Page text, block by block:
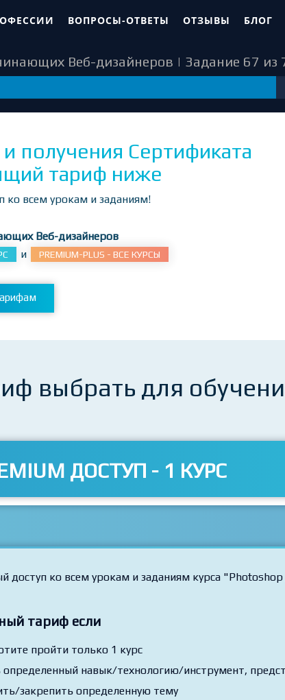
ВОПРОСЫ-ОТВЕТЫ ОТЗЫВЫ БЛОГ
Веб-дизайнеров | Задание 67 из
получения Сертификата
тариф ниже
ко всем урокам и заданиям!
Веб-дизайнеров
и PREMIUM-PLUS - ВСЕ КУРСЫ
выбрать для
ДОСТУП - 1 КУРС
доступ ко всем урокам и заданиям курса
тариф если
пройти только 1 курс
определенный навык/технологию/инструмент,
закрепить определенную тему